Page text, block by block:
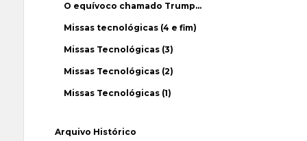
O equívoco chamado Trump…
Missas tecnológicas (4 e fim)
Missas Tecnológicas (3)
Missas Tecnológicas (2)
Missas Tecnológicas (1)
Arquivo Histórico